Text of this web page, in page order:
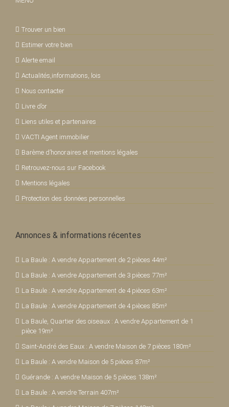
Trouver un bien
Estimer votre bien
Alerte email
Actualités,informations, lois
Nous contacter
Livre d’or
Liens utiles et partenaires
VACTI Agent immobilier
Barème d’honoraires et mentions légales
Retrouvez-nous sur Facebook
Mentions légales
Protection des données personnelles
Annonces & informations récentes
La Baule : A vendre Appartement de 2 pièces 44m²
La Baule : A vendre Appartement de 3 pièces 77m²
La Baule : A vendre Appartement de 4 pièces 63m²
La Baule : A vendre Appartement de 4 pièces 85m²
La Baule, Quartier des oiseaux : A vendre Appartement de 1
pièce 19m²
Saint-André des Eaux : A vendre Maison de 7 pièces 180m²
La Baule : A vendre Maison de 5 pièces 87m²
Guérande : A vendre Maison de 5 pièces 138m²
La Baule : A vendre Terrain 407m²